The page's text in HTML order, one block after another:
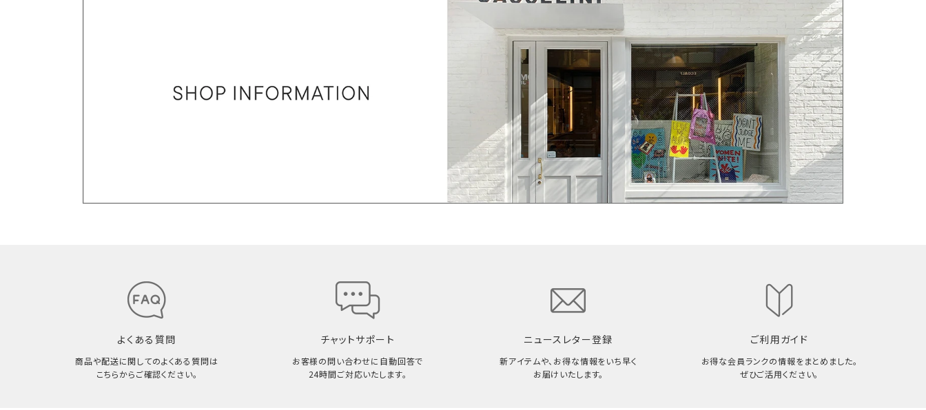
よくある質問
商品や配送に関してのよくある質問は
こちらからご確認ください。
チャットサポート
お客様の問い合わせに自動回答で
24時間ご対応いたします。
ニュースレター登録
新アイテムや、お得な情報をいち早く
お届けいたします。
ご利用ガイド
お得な会員ランクの情報をまとめました。
ぜひご活用ください。